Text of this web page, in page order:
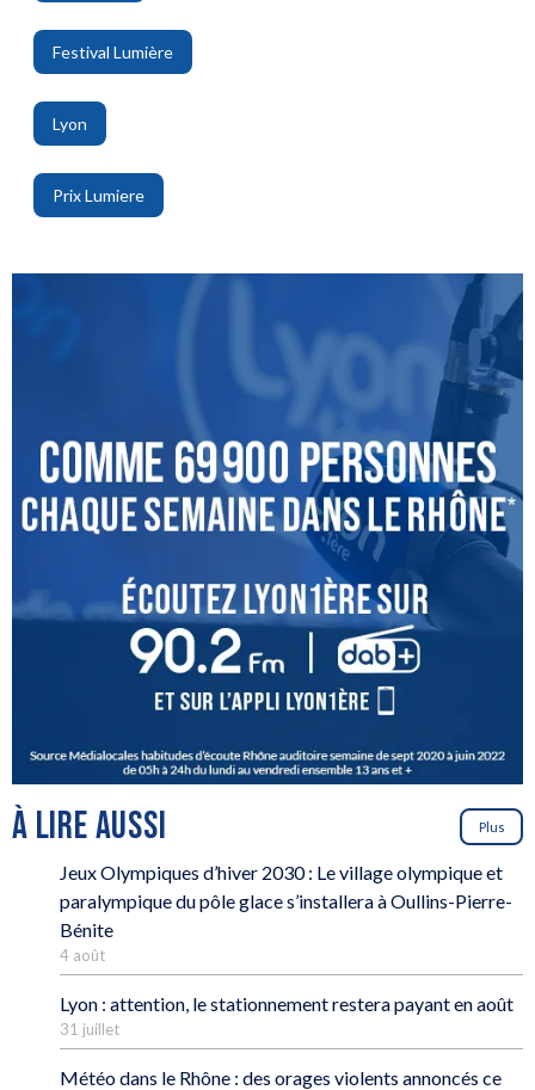
Festival Lumière
,
Lyon
,
Prix Lumiere
À LIRE AUSSI Plus
Jeux Olympiques d’hiver 2030 : Le village olympique et
paralympique du pôle glace s’installera à Oullins-Pierre-
Bénite
4 août
Lyon : attention, le stationnement restera payant en août
31 juillet
Météo dans le Rhône : des orages violents annoncés ce